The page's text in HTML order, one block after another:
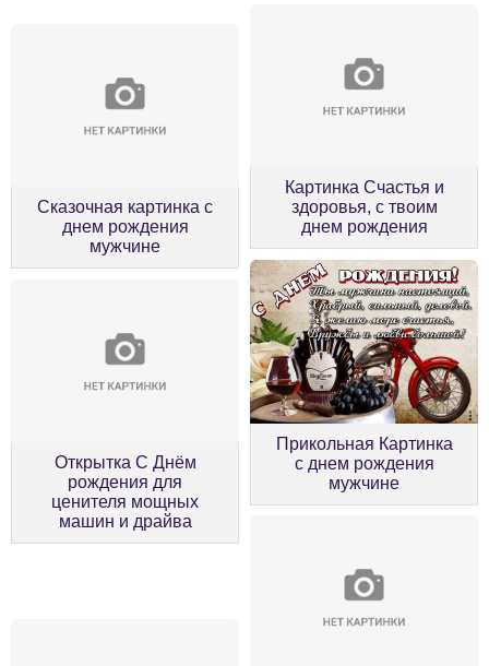
Сказочная картинка с
днем рождения
мужчине
Картинка Счастья и
здоровья, с твоим
днем рождения
Открытка С Днём
рождения для
ценителя мощных
машин и драйва
Прикольная Картинка
с днем рождения
мужчине